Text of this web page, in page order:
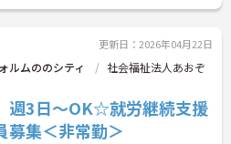
更新日：2026年04月22日
ルムののシティ
社会福祉法人あおぞ
週3日～OK☆就労継続支援
募集＜非常勤＞